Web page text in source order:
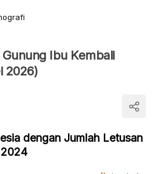
Ibu Kembali
2026)
dengan Jumlah Letusan